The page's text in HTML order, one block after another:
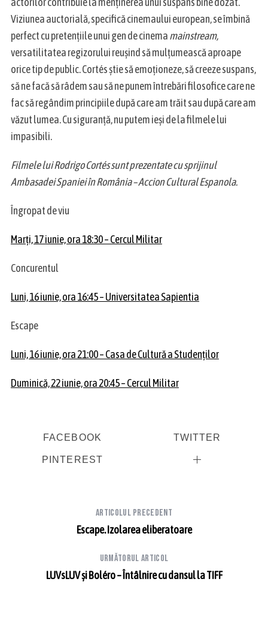
Viziunea auctorială, specifică cinemaului european, se îmbină
perfect cu pretențiile unui gen de cinemamainstream,
versatilitatea regizorului reușind să mulțumească aproape
orice tip de public. Cortés știe să emoționeze, să creeze suspans,
să ne facă să râdem sau să ne punem întrebări filosofice care ne
fac să regândim principiile după care am trăit sau după care am
văzut lumea. Cu siguranță, nu putem ieși de la filmele lui
impasibili.
Filmele lui Rodrigo Cortés sunt prezentate cu sprijinul
Ambasadei Spaniei în România – Accion Cultural Espanola.
Îngropat de viu
Marți, 17 iunie, ora 18:30 – Cercul Militar
Concurentul
Luni, 16 iunie, ora 16:45 – Universitatea Sapientia
Escape
Luni, 16 iunie, ora 21:00 – Casa de Cultură a Studenților
Duminică, 22 iunie, ora 20:45 – Cercul Militar
FACEBOOK TWITTER
PINTEREST
Articolul precedent
Escape. Izolarea eliberatoare
Următorul articol
LUVsLUV și Boléro – Întâlnire cu dansul la TIFF